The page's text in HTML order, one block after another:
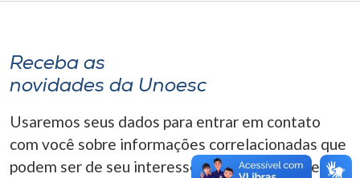
A+
Receba as
novidades da Unoesc
Usaremos seus dados para entrar em contato
com você sobre informações correlacionadas que
podem ser de seu interesse. Você pode cancelar o